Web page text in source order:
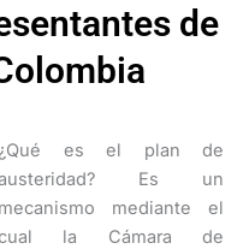
de
¿Qué es el plan de
Es un
mecanismo mediante el
la Cámara de